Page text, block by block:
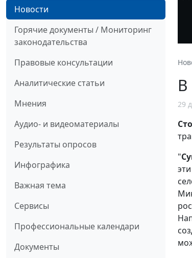
Новости
Горячие документы / Мониторинг
законодательства
Правовые консультации
Аналитические статьи
Мнения
Аудио- и видеоматериалы
Результаты опросов
Инфографика
Важная тема
Сервисы
Профессиональные календари
Документы
В
29
"